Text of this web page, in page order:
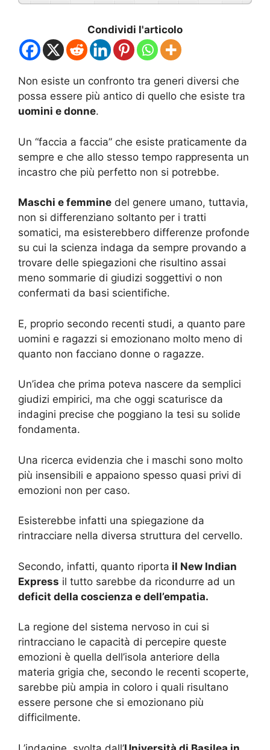
Condividi l'articolo
Non esiste un confronto tra generi diversi che
possa essere più antico di quello che esiste tra
uomini e donne.
Un “faccia a faccia” che esiste praticamente da
sempre e che allo stesso tempo rappresenta un
incastro che più perfetto non si potrebbe.
Maschi e femmine del genere umano, tuttavia,
non si differenziano soltanto per i tratti
somatici, ma esisterebbero differenze profonde
su cui la scienza indaga da sempre provando a
trovare delle spiegazioni che risultino assai
meno sommarie di giudizi soggettivi o non
confermati da basi scientifiche.
E, proprio secondo recenti studi, a quanto pare
uomini e ragazzi si emozionano molto meno di
quanto non facciano donne o ragazze.
Un’idea che prima poteva nascere da semplici
giudizi empirici, ma che oggi scaturisce da
indagini precise che poggiano la tesi su solide
fondamenta.
Una ricerca evidenzia che i maschi sono molto
più insensibili e appaiono spesso quasi privi di
emozioni non per caso.
Esisterebbe infatti una spiegazione da
rintracciare nella diversa struttura del cervello.
Secondo, infatti, quanto riporta il New Indian
Express il tutto sarebbe da ricondurre ad un
deficit della coscienza e dell’empatia.
La regione del sistema nervoso in cui si
rintracciano le capacità di percepire queste
emozioni è quella dell’isola anteriore della
materia grigia che, secondo le recenti scoperte,
sarebbe più ampia in coloro i quali risultano
essere persone che si emozionano più
difficilmente.